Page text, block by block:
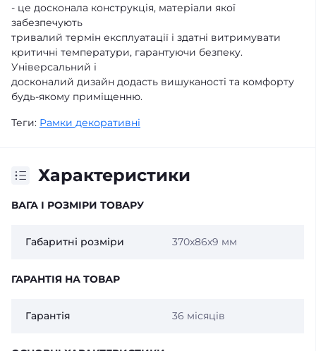
- це досконала конструкція, матеріали якої
забезпечують
тривалий термін експлуатації і здатні витримувати
критичні температури, гарантуючи безпеку.
Універсальний і
досконалий дизайн додасть вишуканості та комфорту
будь-якому приміщенню.
Теги: Рамки декоративні
Характеристики
ВАГА І РОЗМІРИ ТОВАРУ
Габаритні розміри 370х86х9 мм
ГАРАНТІЯ НА ТОВАР
Гарантія 36 місяців